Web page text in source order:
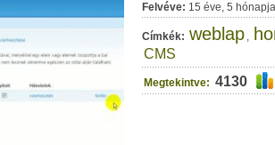
Felvéve: 15 éve, 5 hónapja
Címkék: weblap ,
CMS
Megtekintve: 4130